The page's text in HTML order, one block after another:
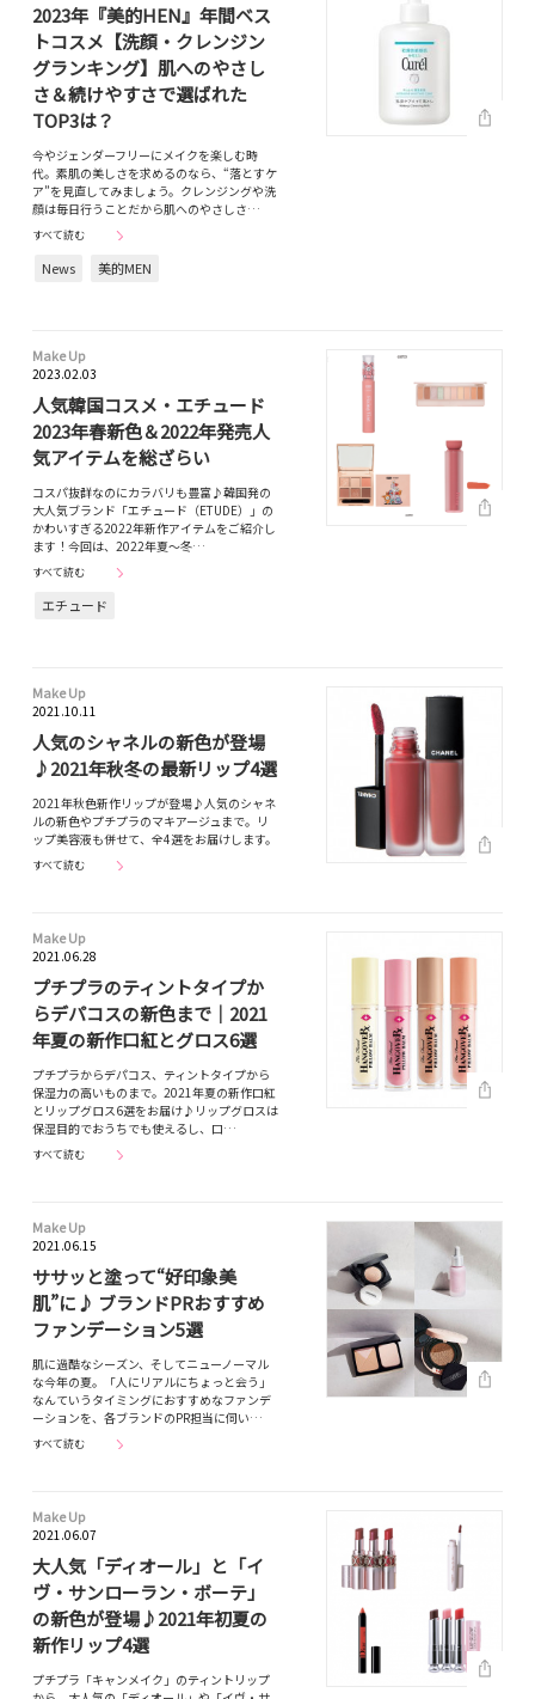
2023年『美的HEN』年間ベス
トコスメ【洗顔・クレンジン
グランキング】肌へのやさし
さ＆続けやすさで選ばれた
TOP3は？
今やジェンダーフリーにメイクを楽しむ時
代。素肌の美しさを求めるのなら、“落とすケ
ア”を見直してみましょう。クレンジングや洗
顔は毎日行うことだから肌へのやさしさ…
すべて読む
News 美的MEN
Make Up
2023.02.03
人気韓国コスメ・エチュード
2023年春新色＆2022年発売人
気アイテムを総ざらい
コスパ抜群なのにカラバリも豊富♪韓国発の
大人気ブランド「エチュード（ETUDE）」の
かわいすぎる2022年新作アイテムをご紹介し
ます！今回は、2022年夏〜冬…
すべて読む
エチュード
Make Up
2021.10.11
人気のシャネルの新色が登場
♪2021年秋冬の最新リップ4選
2021年秋色新作リップが登場♪人気のシャネ
ルの新色やプチプラのマキアージュまで。リ
ップ美容液も併せて、全4選をお届けします。
すべて読む
Make Up
2021.06.28
プチプラのティントタイプか
らデパコスの新色まで｜2021
年夏の新作口紅とグロス6選
プチプラからデパコス、ティントタイプから
保湿力の高いものまで。2021年夏の新作口紅
とリップグロス6選をお届け♪リップグロスは
保湿目的でおうちでも使えるし、口…
すべて読む
Make Up
2021.06.15
ササッと塗って“好印象美
肌”に♪ ブランドPRおすすめ
ファンデーション5選
肌に過酷なシーズン、そしてニューノーマル
な今年の夏。「人にリアルにちょっと会う」
なんていうタイミングにおすすめなファンデ
ーションを、各ブランドのPR担当に伺い…
すべて読む
Make Up
2021.06.07
大人気「ディオール」と「イ
ヴ・サンローラン・ボーテ」
の新色が登場♪2021年初夏の
新作リップ4選
プチプラ「キャンメイク」のティントリップ